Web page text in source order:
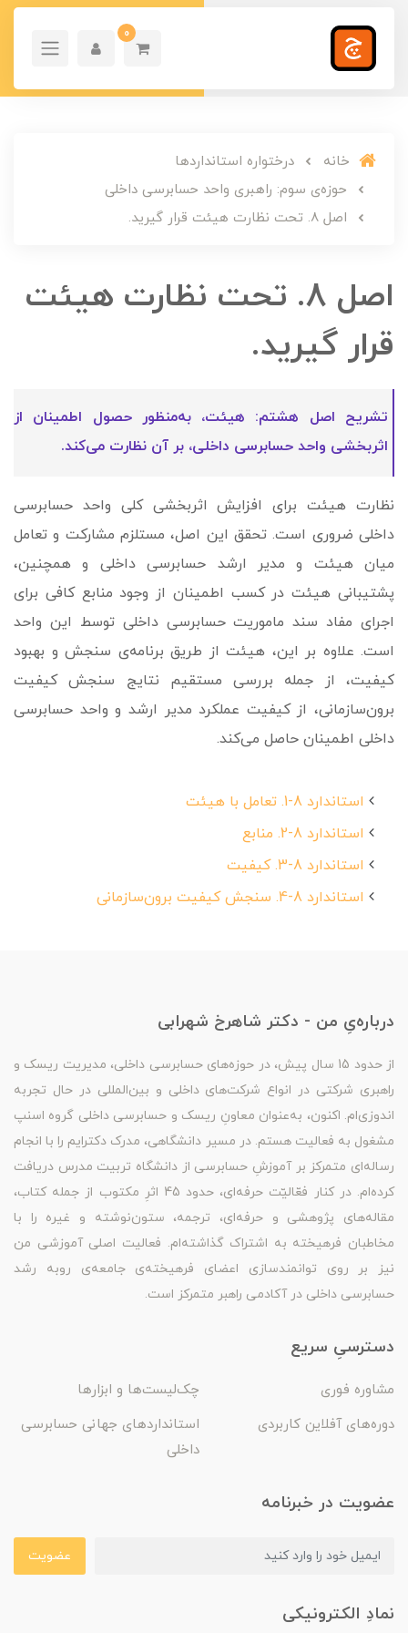
0
خانه
درختواره استانداردها
حوزه‌ی سوم: راهبری واحد حسابرسی داخلی
اصل 8. تحت نظارت هیئت قرار گیرید.
اصل 8. تحت نظارت هیئت
قرار گیرید.
تشریح اصل هشتم: هیئت، به­‌منظور حصول اطمینان از
اثربخشی واحد حسابرسی داخلی، بر آن نظارت می‌کند.
نظارت هیئت برای افزایش اثربخشی کلی واحد حسابرسی
داخلی ضروری است. تحقق این اصل، مستلزم مشارکت و تعامل
میان هیئت و مدیر ارشد حسابرسی داخلی و همچنین،
پشتیبانی هیئت در کسب اطمینان از وجود منابع کافی برای
اجرای مفاد سند ماموریت حسابرسی داخلی توسط این واحد
است. علاوه بر این، هیئت از طریق برنامه‌ی سنجش و بهبود
کیفیت، از جمله بررسی مستقیم نتایج سنجش کیفیت
برون‌سازمانی، از کیفیت عملکرد مدیر ارشد و واحد حسابرسی
داخلی اطمینان حاصل می‌کند.
استاندارد 8-1. تعامل با هیئت
استاندارد 8-2. منابع
استاندارد 8-3. کیفیت
استاندارد 8-4. سنجش کیفیت برون‌سازمانی
درباره‌یِ من - دکتر شاهرخ شهرابی
از حدود 15 سال پیش، در حوزه‌های حسابرسی داخلی، مدیریت ریسک و
راهبری شرکتی در انواع شرکت‌های داخلی و بین‌المللی در حال تجربه
اندوزی‌ام. اکنون، به‌عنوان معاونِ ریسک و حسابرسی داخلی گروه اسنپ
مشغول به فعالیت هستم. در مسیر دانشگاهی، مدرک دکترایم را با انجام
رساله‌ای متمرکز بر آموزشِ حسابرسی از دانشگاه تربیت مدرس دریافت
کرده‌ام. در کنار فعّالیّت حرفه‌ای، حدود 45 اثرِ مکتوب از جمله کتاب،
مقاله‌های پژوهشی و حرفه‌ای، ترجمه، ستون‌نوشته و غیره را با
مخاطبان فرهیخته به اشتراک گذاشته‌ام. فعالیت اصلی آموزشی من
نیز بر روی توانمندسازی اعضای فرهیخته‌ی جامعه‌ی روبه رشد
حسابرسی داخلی در آکادمی راهبر متمرکز است.
دسترسیِ سریع
مشاوره فوری
چک‌لیست‌ها و ابزارها
دوره‌های آفلاین کاربردی
استانداردهای جهانی حسابرسی
داخلی
عضویت در خبرنامه
عضویت
نمادِ الکترونیکی